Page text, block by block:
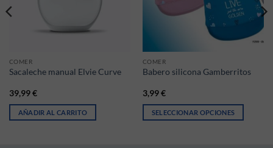
COMER
Sacaleche manual Elvie Curve
39,99€
AÑADIR AL CARRITO
COMER
Babero silicona Gamberritos
3,99€
SELECCIONAR OPCIONES